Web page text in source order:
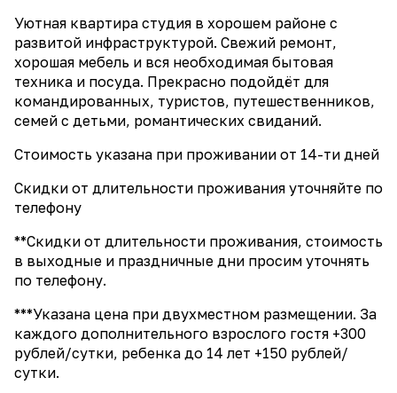
Уютная квартира студия в хорошем районе с
развитой инфраструктурой. Свежий ремонт,
хорошая мебель и вся необходимая бытовая
техника и посуда. Прекрасно подойдёт для
командированных, туристов, путешественников,
семей с детьми, романтических свиданий.
Стоимость указана при проживании от 14-ти дней
Скидки от длительности проживания уточняйте по
телефону
**Скидки от длительности проживания, стоимость
в выходные и праздничные дни просим уточнять
по телефону.
***Указана цена при двухместном размещении. За
каждого дополнительного взрослого гостя +300
рублей/сутки, ребенка до 14 лет +150 рублей/
сутки.